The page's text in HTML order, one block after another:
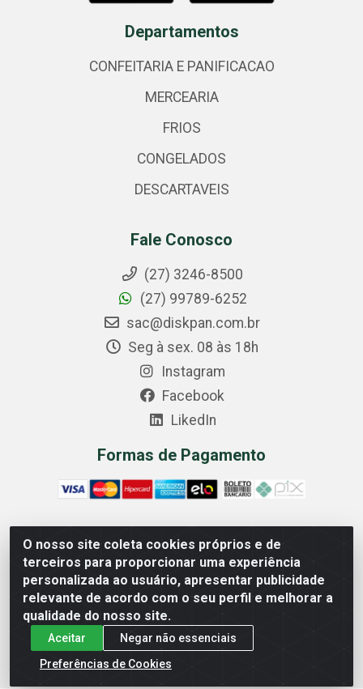
O nosso site coleta cookies próprios e de
terceiros para proporcionar uma experiência
personalizada ao usuário, apresentar publicidade
relevante de acordo com o seu perfil e melhorar a
qualidade do nosso site.
Aceitar
Negar não essenciais
Preferências de Cookies
Departamentos
CONFEITARIA E PANIFICACAO
MERCEARIA
FRIOS
CONGELADOS
DESCARTAVEIS
Fale Conosco
(27) 3246-8500
(27) 99789-6252
sac@diskpan.com.br
Seg à sex. 08 às 18h
Instagram
Facebook
LikedIn
Formas de Pagamento
Comercial Diskpan Ltda - Av. Fernando Antonio, 1911 -
Sotelandia, Cariacica/ES - CEP 29140-669 - CNPJ
02.691.482/0001-07